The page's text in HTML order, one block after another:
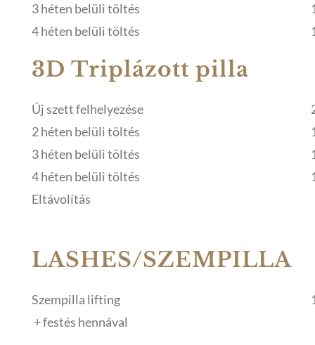
3 héten belüli töltés
4 héten belüli töltés
3D Triplázott pilla
Új szett felhelyezése
2 héten belüli töltés
3 héten belüli töltés
4 héten belüli töltés
Eltávolítás
LASHES/SZEMPILLA
Szempilla lifting
+ festés hennával